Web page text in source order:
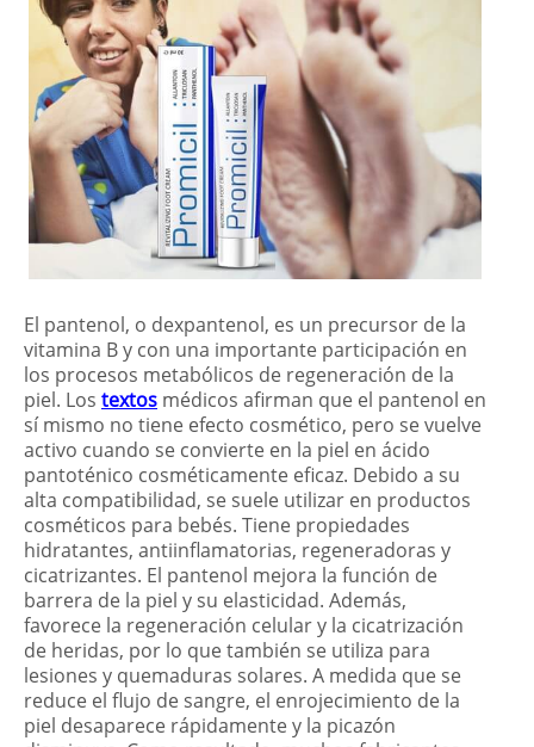
El pantenol, o dexpantenol, es un precursor de la
vitamina B y con una importante participación en
los procesos metabólicos de regeneración de la
piel. Los textos médicos afirman que el pantenol en
sí mismo no tiene efecto cosmético, pero se vuelve
activo cuando se convierte en la piel en ácido
pantoténico cosméticamente eficaz. Debido a su
alta compatibilidad, se suele utilizar en productos
cosméticos para bebés. Tiene propiedades
hidratantes, antiinflamatorias, regeneradoras y
cicatrizantes. El pantenol mejora la función de
barrera de la piel y su elasticidad. Además,
favorece la regeneración celular y la cicatrización
de heridas, por lo que también se utiliza para
lesiones y quemaduras solares. A medida que se
reduce el flujo de sangre, el enrojecimiento de la
piel desaparece rápidamente y la picazón